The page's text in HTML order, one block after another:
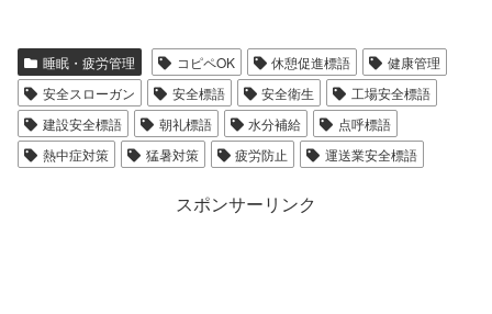
睡眠・疲労管理 コピペOK 休憩促進標語
健康管理
安全スローガン
安全標語 安全衛生
工場安全標語
建設安全標語
朝礼標語 水分補給
点呼標語
熱中症対策
猛暑対策 疲労防止 運送業安全標語
スポンサーリンク